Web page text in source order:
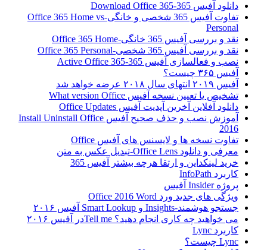
دانلود آفیس 365-Download Office 365
تفاوت آفیس 365 شخصی و خانگی-Office 365 Home vs
Personal
نقد و بررسی آفیس 365 خانگی-Office 365 Home
نقد و بررسی آفیس 365 شخصی-Office 365 Personal
نصب و فعالسازی آفیس 365-Active Office 365
آفیس ۳۶۵ چیست؟
آفیس ۲۰۱۹ انتهای سال ۲۰۱۸ عرضه خواهد شد
تشخیص یا تعیین نسخه آفیس What version Office
دانلود آفلاین آخرین آپدیت آفیس Office Updates
آموزش نصب و حذف صحیح آفیس Install Uninstall Office
2016
تفاوت نسخه ها و لایسنس های آفیس Office
معرفی و دانلود Office Lens-تبدیل عکس به متن
خرید لینکداین و ارتقا هرچه بیشتر آفیس 365
کاربرد InfoPath
پروژه Insider آفیس
ویژگی های جدید ورد Office 2016 Word
جستجو هوشمند-Insights و Smart Lookup آفیس ۲۰۱۶
می خواهید چه کاری انجام دهید؟ Tell meدر آفیس ۲۰۱۶
کاربرد Lync
Lync چیست؟